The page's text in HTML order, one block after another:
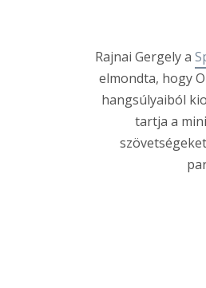
Rajnai Gergely a
elmondta, hogy
hangsúlyaiból
tartja a